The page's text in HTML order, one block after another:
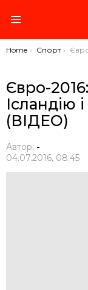
You are here:
Home Спорт Євро-2016:
Євро-
Ісландію
(ВІДЕО)
Автор: -
04.07.2016, 08:45